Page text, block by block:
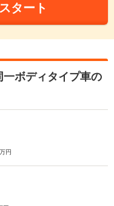
タート
ボディタイプ車の
万円